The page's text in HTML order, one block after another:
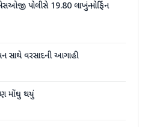
પોલીસે 19.80 લાખનું મોર્ફિન
સાથે વરસાદની આગાહી
પણ મોંઘુ થયું